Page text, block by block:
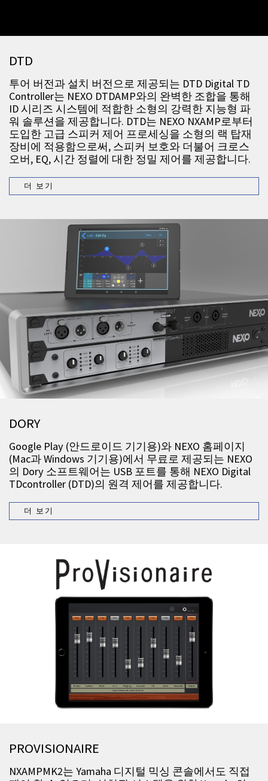
DTD
투어 버전과 설치 버전으로 제공되는 DTD Digital TD
Controller는 NEXO DTDAMP와의 완벽한 조합을 통해
ID 시리즈 시스템에 적합한 소형의 강력한 지능형 파
워 솔루션을 제공합니다. DTD는 NEXO NXAMP로부터
도입한 고급 스피커 제어 프로세싱을 소형의 랙 탑재
장비에 적용함으로써, 스피커 보호와 더불어 크로스
오버, EQ, 시간 정렬에 대한 정밀 제어를 제공합니다.
더 보기
DORY
Google Play (안드로이드 기기용)와 NEXO 홈페이지
(Mac과 Windows 기기용)에서 무료로 제공되는 NEXO
의 Dory 소프트웨어는 USB 포트를 통해 NEXO Digital
TDcontroller (DTD)의 원격 제어를 제공합니다.
더 보기
PROVISIONAIRE
NXAMPMK2는 Yamaha 디지털 믹싱 콘솔에서도 직접